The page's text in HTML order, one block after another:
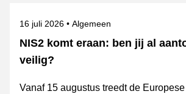
NIS2 komt eraan: ben jij al
veilig?
Gepubliceerd op
16 juli 2026 Onderwerpen
Algemeen
Vanaf 15 augustus treedt de